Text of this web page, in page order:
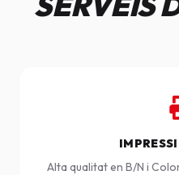
Alta qualitat en B/N i